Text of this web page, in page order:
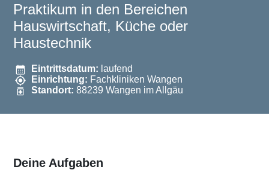
Praktikum in den Bereichen
Hauswirtschaft, Küche oder
Haustechnik
Eintrittsdatum: laufend
Einrichtung: Fachkliniken Wangen
Standort: 88239 Wangen im Allgäu
Deine Aufgaben